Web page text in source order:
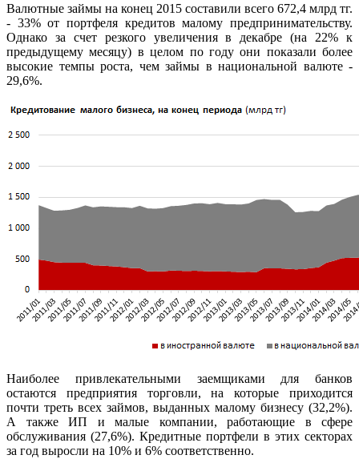
Валютные займы на конец 2015 составили всего 672,4 млрд тг.
- 33% от портфеля кредитов малому предпринимательству.
Однако за счет резкого увеличения в декабре (на 22% к
предыдущему месяцу) в целом по году они показали более
высокие темпы роста, чем займы в национальной валюте -
29,6%.
Наиболее привлекательными заемщиками для банков
остаются предприятия торговли, на которые приходится
почти треть всех займов, выданных малому бизнесу (32,2%).
А также ИП и малые компании, работающие в сфере
обслуживания (27,6%). Кредитные портфели в этих секторах
за год выросли на 10% и 6% соответственно.